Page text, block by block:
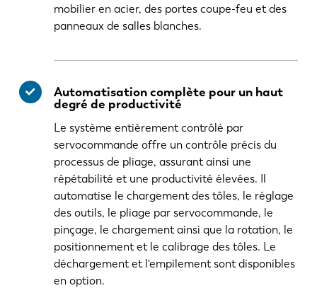
mobilier en acier, des portes coupe-feu et des
panneaux de salles blanches.
Automatisation complète pour un haut
degré de productivité
Le système entièrement contrôlé par
servocommande offre un contrôle précis du
processus de pliage, assurant ainsi une
répétabilité et une productivité élevées. Il
automatise le chargement des tôles, le réglage
des outils, le pliage par servocommande, le
pinçage, le chargement ainsi que la rotation, le
positionnement et le calibrage des tôles. Le
déchargement et l'empilement sont disponibles
en option.